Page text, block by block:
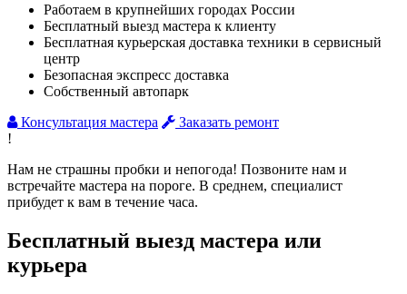
Работаем в крупнейших городах России
Бесплатный выезд мастера к клиенту
Бесплатная курьерская доставка техники в сервисный
центр
Безопасная экспресс доставка
Собственный автопарк
Консультация мастера
Заказать ремонт
!
Нам не страшны пробки и непогода! Позвоните нам и
встречайте мастера на пороге. В среднем, специалист
прибудет к вам в течение часа.
Бесплатный выезд мастера или
курьера